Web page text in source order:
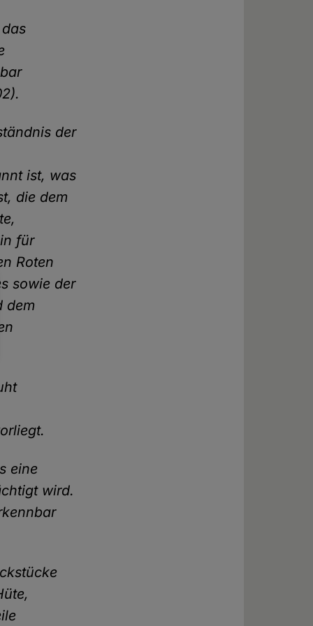
der
ist, was
die dem
für
Roten
sowie der
dem
eine
wird.